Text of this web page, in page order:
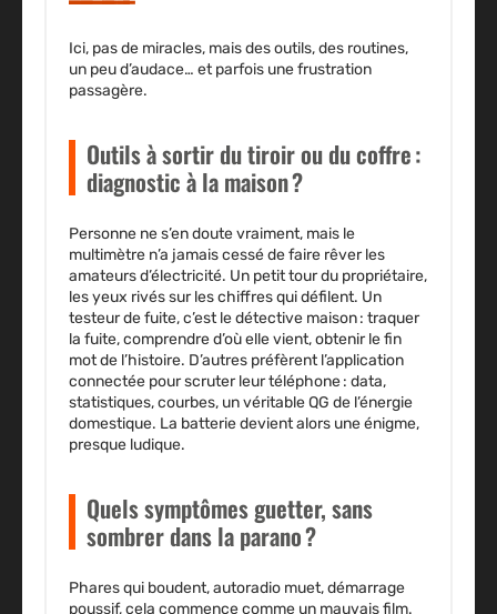
Ici, pas de miracles, mais des outils, des routines,
un peu d’audace… et parfois une frustration
passagère.
Outils à sortir du tiroir ou du coffre :
diagnostic à la maison ?
Personne ne s’en doute vraiment, mais le
multimètre n’a jamais cessé de faire rêver les
amateurs d’électricité. Un petit tour du propriétaire,
les yeux rivés sur les chiffres qui défilent. Un
testeur de fuite, c’est le détective maison : traquer
la fuite, comprendre d’où elle vient, obtenir le fin
mot de l’histoire. D’autres préfèrent l’application
connectée pour scruter leur téléphone : data,
statistiques, courbes, un véritable QG de l’énergie
domestique. La batterie devient alors une énigme,
presque ludique.
Quels symptômes guetter, sans
sombrer dans la parano ?
Phares qui boudent, autoradio muet, démarrage
poussif, cela commence comme un mauvais film.